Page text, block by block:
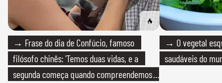
→ Frase do dia de Confúcio, famoso
filósofo chinês: 'Temos duas vidas, e a
segunda começa quando compreendemos
→ O vegetal
saudáveis do